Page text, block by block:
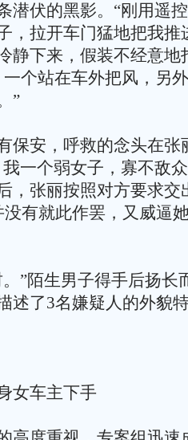
潜伏的黑影。“刚用遥
，拉开车门猛地把我推
静下来，假装不经意地
一个站在车外把风，另
”
安，呼救的念头在张
一个弱女子，寡不敌
，张丽按照对方要求交
有就此作罢，又威逼
陌生男子得手后扬长
述了3名嫌疑人的外貌
车主下手